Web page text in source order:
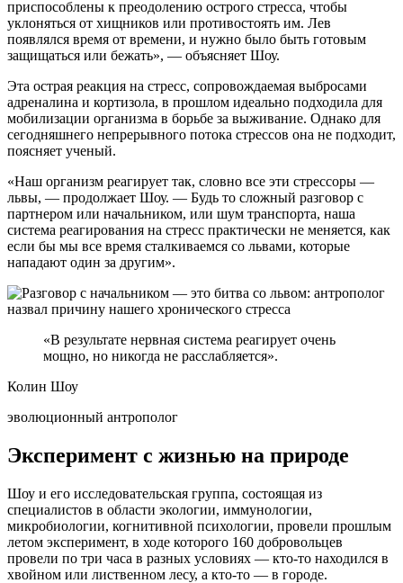
приспособлены к преодолению острого стресса, чтобы
уклоняться от хищников или противостоять им. Лев
появлялся время от времени, и нужно было быть готовым
защищаться или бежать», — объясняет Шоу.
Эта острая реакция на стресс, сопровождаемая выбросами
адреналина и кортизола, в прошлом идеально подходила для
мобилизации организма в борьбе за выживание. Однако для
сегодняшнего непрерывного потока стрессов она не подходит,
поясняет ученый.
«Наш организм реагирует так, словно все эти стрессоры —
львы, — продолжает Шоу. — Будь то сложный разговор с
партнером или начальником, или шум транспорта, наша
система реагирования на стресс практически не меняется, как
если бы мы все время сталкиваемся со львами, которые
нападают один за другим».
«В результате нервная система реагирует очень
мощно, но никогда не расслабляется».
Колин Шоу
эволюционный антрополог
Эксперимент с жизнью на природе
Шоу и его исследовательская группа, состоящая из
специалистов в области экологии, иммунологии,
микробиологии, когнитивной психологии, провели прошлым
летом эксперимент, в ходе которого 160 добровольцев
провели по три часа в разных условиях — кто-то находился в
хвойном или лиственном лесу, а кто-то — в городе.